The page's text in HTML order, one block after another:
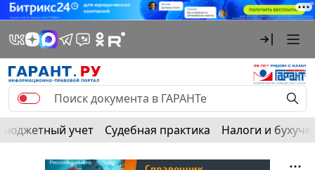
Бюджетный учет Судебная практика Налоги и